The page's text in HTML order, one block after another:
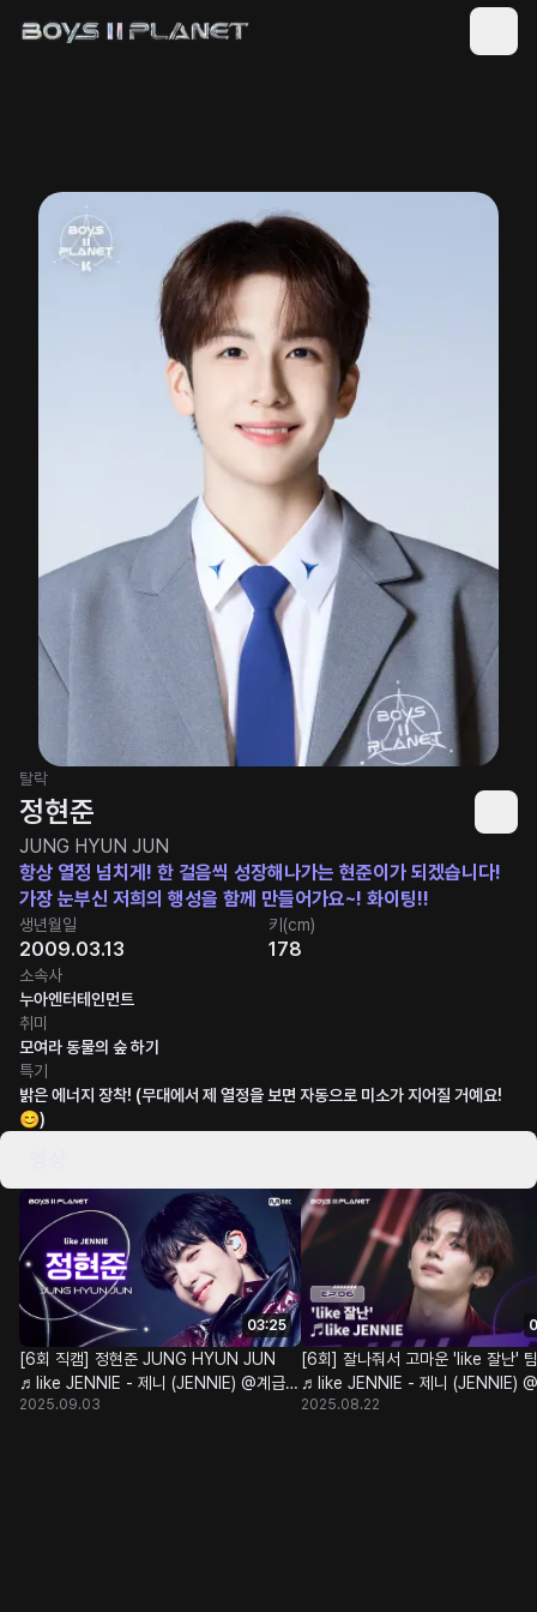
탈락
정현준
JUNG HYUN JUN
항상 열정 넘치게! 한 걸음씩 성장해나가는 현준이가 되겠습니다!
가장 눈부신 저희의 행성을 함께 만들어가요~! 화이팅!!
생년월일
2009.03.13
키(cm)
178
소속사
누아엔터테인먼트
취미
모여라 동물의 숲 하기
특기
밝은 에너지 장착! (무대에서 제 열정을 보면 자동으로 미소가 지어질 거예요!
😊)
03:25
[6회 직캠] 정현준 JUNG HYUN JUN
♬like JENNIE - 제니 (JENNIE) @계급
쟁탈 포지션 배틀
2025.09.03
[6회] 잘나줘서 고마운 'like 잘난' 팀
♬like JENNIE - 제니 (JENNIE)
쟁탈 포지션 배틀
2025.08.22